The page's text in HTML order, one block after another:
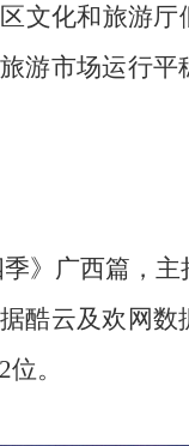
文化和旅游厅
游市场运行平
》广西篇，
酷云及欢网数
。